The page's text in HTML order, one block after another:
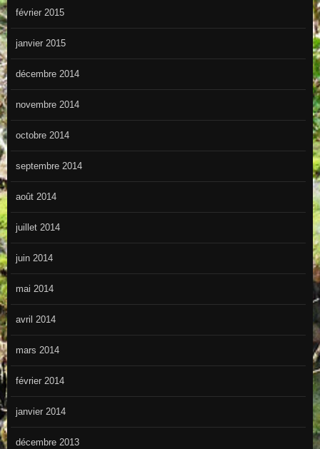
février 2015
janvier 2015
décembre 2014
novembre 2014
octobre 2014
septembre 2014
août 2014
juillet 2014
juin 2014
mai 2014
avril 2014
mars 2014
février 2014
janvier 2014
décembre 2013